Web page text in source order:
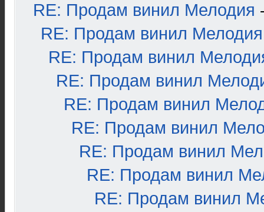
RE: Продам винил Мелодия
RE: Продам винил Мелодия
RE: Продам винил
RE: Продам винил
RE: Продам винил
RE: Продам винил
RE: Продам винил
RE: Продам винил
RE: Продам винил